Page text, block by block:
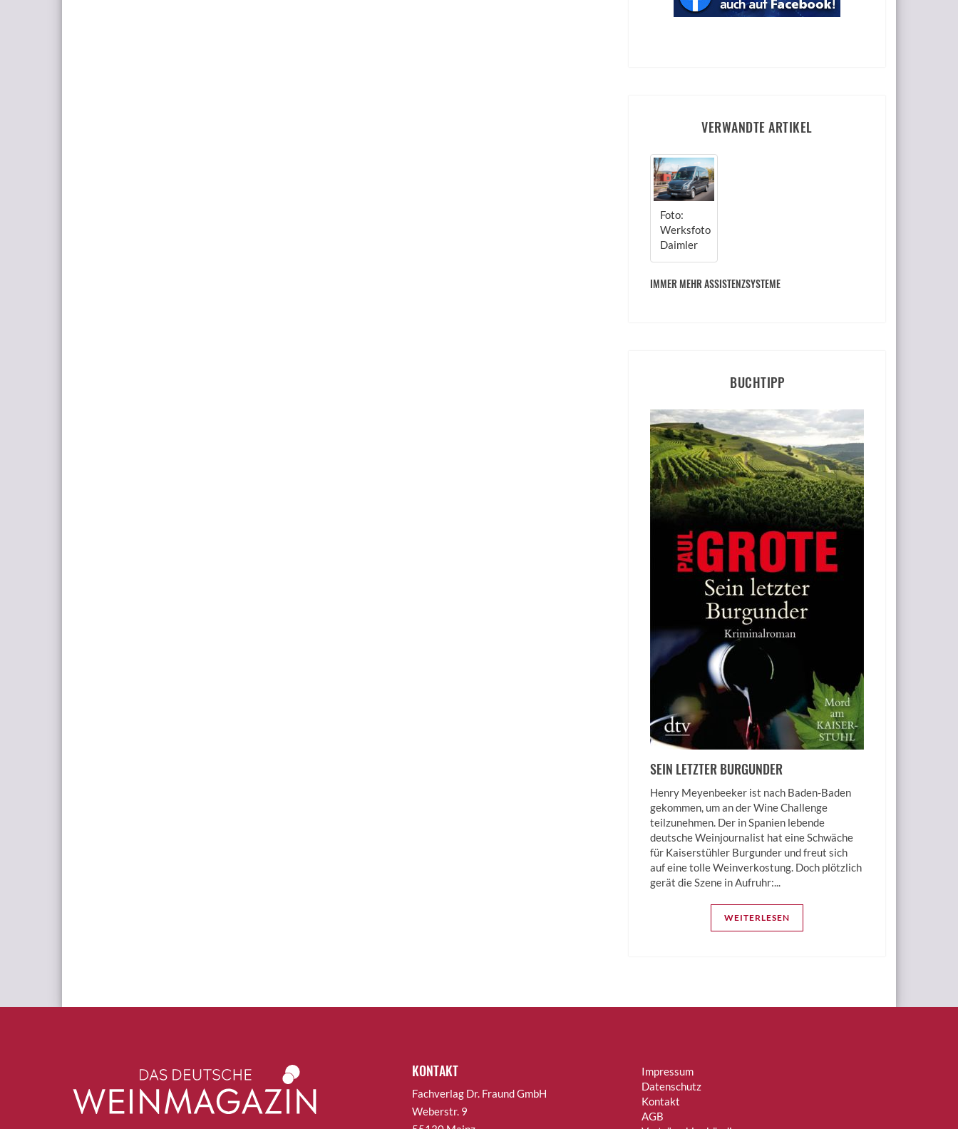
VERWANDTE ARTIKEL
Foto:
Werksfoto
Daimler
IMMER MEHR ASSISTENZSYSTEME
BUCHTIPP
SEIN LETZTER BURGUNDER
Henry Meyenbeeker ist nach Baden-Baden
gekommen, um an der Wine Challenge
teilzunehmen. Der in Spanien lebende
deutsche Weinjournalist hat eine Schwäche
für Kaiserstühler Burgunder und freut sich
auf eine tolle Weinverkostung. Doch plötzlich
gerät die Szene in Aufruhr:...
WEITERLESEN
KONTAKT
Fachverlag Dr. Fraund GmbH
Weberstr. 9
Impressum
Datenschutz
Kontakt
AGB